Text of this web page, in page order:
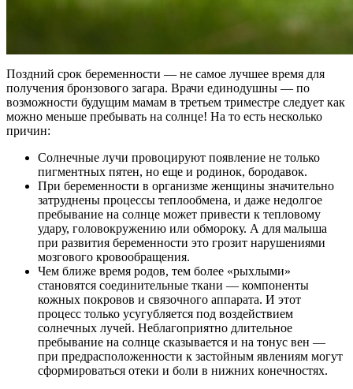
Поздний срок беременности — не самое лучшее время для
получения бронзового загара. Врачи единодушны — по
возможности будущим мамам в третьем триместре следует как
можно меньше пребывать на солнце! На то есть несколько
причин:
Солнечные лучи провоцируют появление не только
пигментных пятен, но еще и родинок, бородавок.
При беременности в организме женщины значительно
затруднены процессы теплообмена, и даже недолгое
пребывание на солнце может привести к тепловому
удару, головокружению или обмороку. А для малыша
при развития беременности это грозит нарушениями
мозгового кровообращения.
Чем ближе время родов, тем более «рыхлыми»
становятся соединительные ткани — компоненты
кожных покровов и связочного аппарата. И этот
процесс только усугубляется под воздействием
солнечных лучей. Неблагоприятно длительное
пребывание на солнце сказывается и на тонус вен —
при предрасположенности к застойным явлениям могут
сформироваться отеки и боли в нижних конечностях.